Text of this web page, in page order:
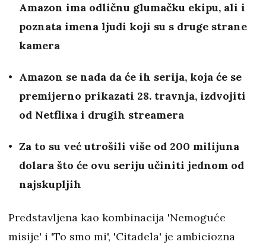
Amazon ima odličnu glumačku ekipu, ali i
poznata imena ljudi koji su s druge strane
kamera
Amazon se nada da će ih serija, koja će se
premijerno prikazati 28. travnja, izdvojiti
od Netflixa i drugih streamera
Za to su već utrošili više od 200 milijuna
dolara što će ovu seriju učiniti jednom od
najskupljih
Predstavljena kao kombinacija 'Nemoguće
misije' i 'To smo mi', 'Citadela' je ambiciozna